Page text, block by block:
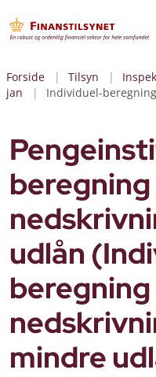
Forside Tilsyn
jan
Individuel-
udlån
mindre